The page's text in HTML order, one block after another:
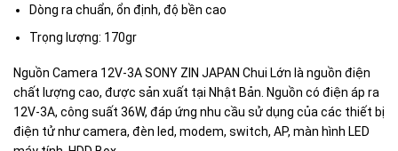
Dòng ra chuẩn, ổn định, độ bền cao
Trọng lượng: 170gr
Nguồn Camera 12V-3A SONY ZIN JAPAN Chui Lớn là nguồn điện
chất lượng cao, được sản xuất tại Nhật Bản. Nguồn có điện áp ra
12V-3A, công suất 36W, đáp ứng nhu cầu sử dụng của các thiết bị
điện tử như camera, đèn led, modem, switch, AP, màn hình LED